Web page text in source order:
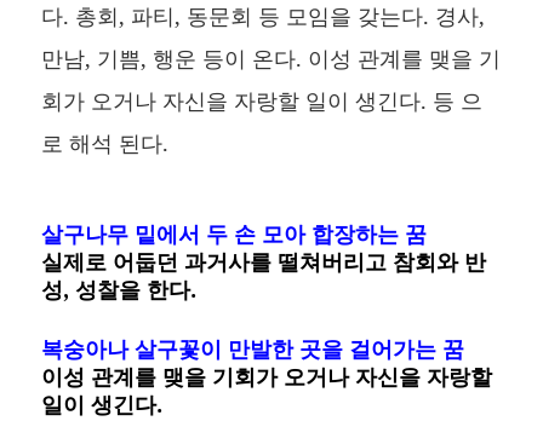
다. 총회, 파티, 동문회 등 모임을 갖는다. 경사,
만남, 기쁨, 행운 등이 온다. 이성 관계를 맺을 기
회가 오거나 자신을 자랑할 일이 생긴다. 등 으
로 해석 된다.
살구나무 밑에서 두 손 모아 합장하는 꿈
실제로 어둡던 과거사를 떨쳐버리고 참회와 반
성, 성찰을 한다.
복숭아나 살구꽃이 만발한 곳을 걸어가는 꿈
이성 관계를 맺을 기회가 오거나 자신을 자랑할
일이 생긴다.